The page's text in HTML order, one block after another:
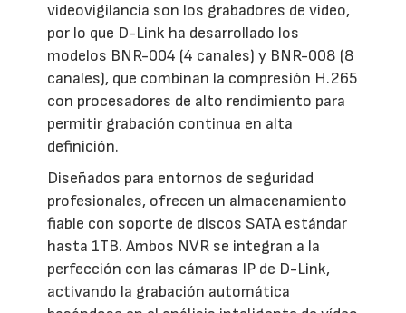
videovigilancia son los grabadores de vídeo,
por lo que D-Link ha desarrollado los
modelos BNR-004 (4 canales) y BNR-008 (8
canales), que combinan la compresión H.265
con procesadores de alto rendimiento para
permitir grabación continua en alta
definición.
Diseñados para entornos de seguridad
profesionales, ofrecen un almacenamiento
fiable con soporte de discos SATA estándar
hasta 1TB. Ambos NVR se integran a la
perfección con las cámaras IP de D-Link,
activando la grabación automática